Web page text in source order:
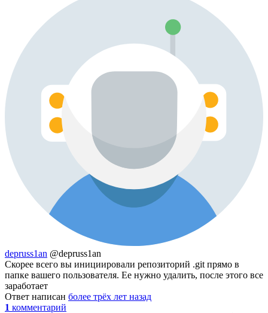
depruss1an @depruss1an
Скорее всего вы инициировали репозиторий .git прямо в
папке вашего пользователя. Ее нужно удалить, после этого все
заработает
Ответ написан более трёх лет назад
1 комментарий